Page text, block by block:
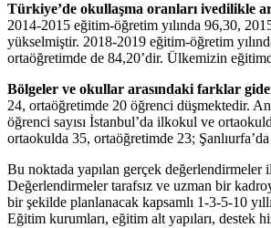
Türkiye’de okullaşma oranları ivedilikle
2014-2015 eğitim-öğretim yılında 96,30,
yükselmiştir. 2018-2019 eğitim-öğretim
ortaöğretimde de 84,20’dir. Ülkemizin
Bölgeler ve okullar arasındaki farklar
24, ortaöğretimde 20 öğrenci düşmektedir.
öğrenci sayısı İstanbul’da ilkokul ve
ortaokulda 35, ortaöğretimde 23;
Bu noktada yapılan gerçek değerlendirmeler
Değerlendirmeler tarafsız ve uzman bir
bir şekilde planlanacak kapsamlı 1-3-5-10
Eğitim kurumları, eğitim alt yapıları, destek